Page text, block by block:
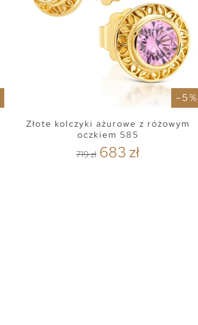
- 5 %
Złote kolczyki ażurowe z różowym
oczkiem 585
719 zł 683 zł